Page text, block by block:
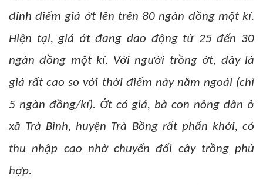
đỉnh điểm giá ớt lên trên 80 ngàn đồng một kí.
Hiện tại, giá ớt đang dao động từ 25 đến 30
ngàn đồng một kí. Với người trồng ớt, đây là
giá rất cao so với thời điểm này năm ngoái (chỉ
5 ngàn đồng/kí). Ớt có giá, bà con nông dân ở
xã Trà Bình, huyện Trà Bồng rất phấn khởi, có
thu nhập cao nhờ chuyển đổi cây trồng phù
hợp.